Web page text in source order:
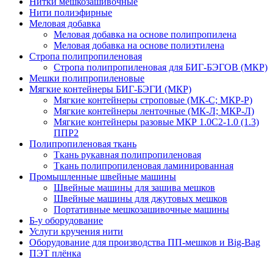
Нити полиэфирные
Меловая добавка
Меловая добавка на основе полипропилена
Меловая добавка на основе полиэтилена
Стропа полипропиленовая
Стропа полипропиленовая для БИГ-БЭГОВ (МКР)
Мешки полипропиленовые
Мягкие контейнеры БИГ-БЭГИ (МКР)
Мягкие контейнеры строповые (МК-С; МКР-Р)
Мягкие контейнеры ленточные (МК-Л; МКР-Л)
Мягкие контейнеры разовые МКР 1.0С2-1.0 (1.3)
ППР2
Полипропиленовая ткань
Ткань рукавная полипропиленовая
Ткань полипропиленовая ламинированная
Промышленные швейные машины
Швейные машины для зашива мешков
Швейные машины для джутовых мешков
Портативные мешкозашивочные машины
Б-у оборудование
Услуги кручения нити
Оборудование для производства ПП-мешков и Big-Bag
ПЭТ плёнка